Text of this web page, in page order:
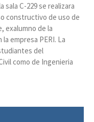
sala C-229 se realizara
constructivo de uso de
exalumno de la
empresa PERI. La
del
como de Ingenieria